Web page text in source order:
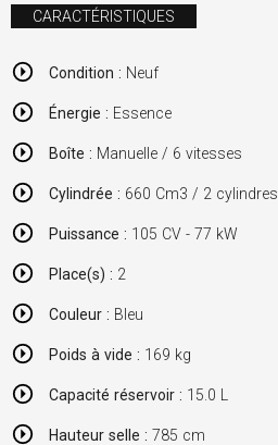
CARACTÉRISTIQUES
Condition : Neuf
Énergie : Essence
Boîte : Manuelle / 6 vitesses
Cylindrée : 660 Cm3 / 2 cylindres
Puissance : 105 CV - 77 kW
Place(s) : 2
Couleur : Bleu
Poids à vide : 169 kg
Capacité réservoir : 15.0 L
Hauteur selle : 785 cm